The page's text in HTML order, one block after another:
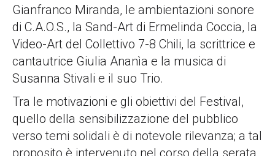
Gianfranco Miranda, le ambientazioni sonore
di C.A.O.S., la Sand-Art di Ermelinda Coccia, la
Video-Art del Collettivo 7-8 Chili, la scrittrice e
cantautrice Giulia Ananìa e la musica di
Susanna Stivali e il suo Trio.
Tra le motivazioni e gli obiettivi del Festival,
quello della sensibilizzazione del pubblico
verso temi solidali è di notevole rilevanza; a tal